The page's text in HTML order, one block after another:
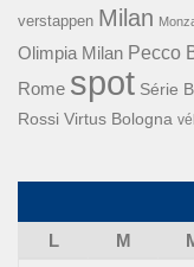
verstappen Milan
Olimpia Milan Pecco
Rome spot Série B
Rossi Virtus Bologna
L
M